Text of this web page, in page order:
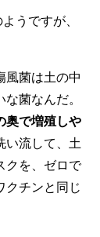
うですが、
風菌は土の中
菌なんだ。
奥で増殖しや
い流して、土
クを、ゼロで
クチンと同じ